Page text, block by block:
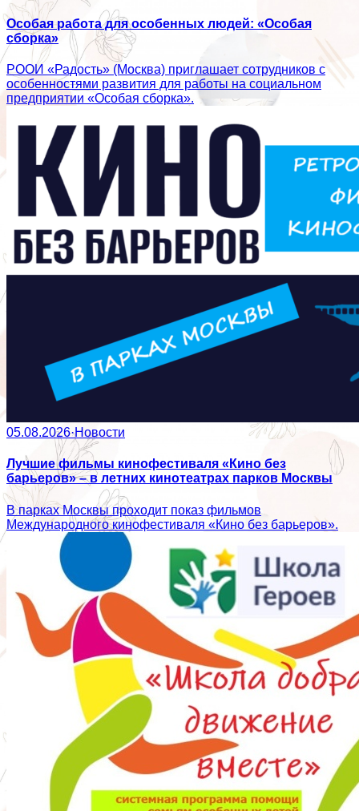
Особая работа для особенных людей: «Особая
сборка»
РООИ «Радость» (Москва) приглашает сотрудников с
особенностями развития для работы на социальном
предприятии «Особая сборка».
05.08.2026·Новости
Лучшие фильмы кинофестиваля «Кино без
барьеров» – в летних кинотеатрах парков Москвы
В парках Москвы проходит показ фильмов
Международного кинофестиваля «Кино без барьеров».